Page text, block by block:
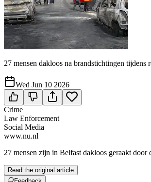
27 mensen dakloos na brandstichtingen tijdens
Wed Jun 10 2026
Crime
Law Enforcement
Social Media
www.nu.nl
27 mensen zijn in Belfast dakloos geraakt
Read the original article